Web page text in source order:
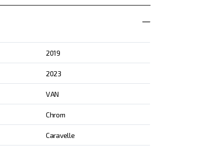
2019
2023
VAN
Chrom
Caravelle